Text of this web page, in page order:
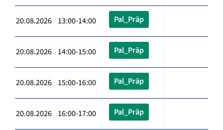
20.08.2026 13:00-14:00 Pal_Präp
20.08.2026 14:00-15:00 Pal_Präp
20.08.2026 15:00-16:00 Pal_Präp
20.08.2026 16:00-17:00 Pal_Präp